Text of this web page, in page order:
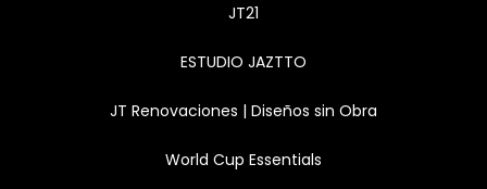
JT21
ESTUDIO JAZTTO
JT Renovaciones | Diseños sin Obra
World Cup Essentials